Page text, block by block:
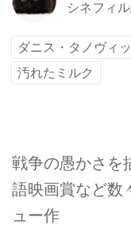
シネフィ
ダニス・タノヴィ
汚れたミルク
戦争の愚かさを
語映画賞など数
ュー作